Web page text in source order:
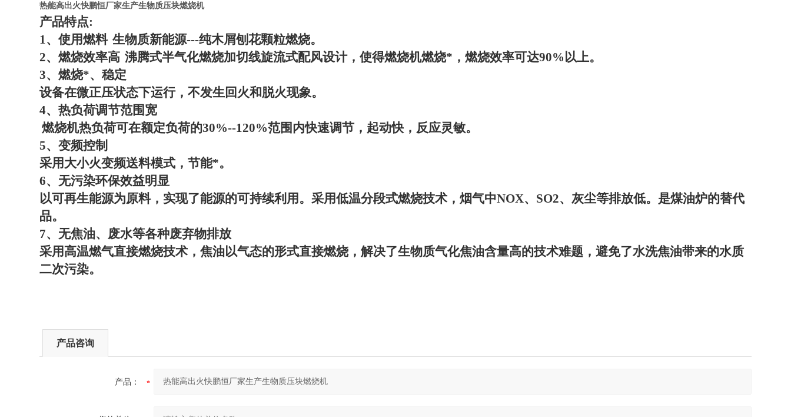
热能高出火快鹏恒厂家生产生物质压块燃烧机
产品特点:
1、使用燃料 生物质新能源---纯木屑刨花颗粒燃烧。
2、燃烧效率高 沸腾式半气化燃烧加切线旋流式配风设计，使得燃烧机燃烧*，燃烧效率可达90%以上。
3、燃烧*、稳定
设备在微正压状态下运行，不发生回火和脱火现象。
4、热负荷调节范围宽
燃烧机热负荷可在额定负荷的30%--120%范围内快速调节，起动快，反应灵敏。
5、变频控制
采用大小火变频送料模式，节能*。
6、无污染环保效益明显
以可再生能源为原料，实现了能源的可持续利用。采用低温分段式燃烧技术，烟气中NOX、 SO2、灰尘等排放低。是煤油炉的替代
品。
7、无焦油、废水等各种废弃物排放
采用高温燃气直接燃烧技术，焦油以气态的形式直接燃烧，解决了生物质气化焦油含量高的技术难题，避免了水洗焦油带来的水质
二次污染。
产品咨询
产品：